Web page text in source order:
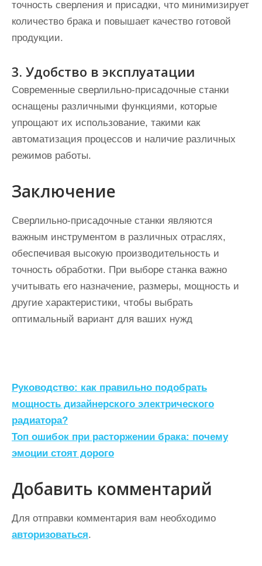
точность сверления и присадки, что минимизирует
количество брака и повышает качество готовой
продукции.
3. Удобство в эксплуатации
Современные сверлильно-присадочные станки
оснащены различными функциями, которые
упрощают их использование, такими как
автоматизация процессов и наличие различных
режимов работы.
Заключение
Сверлильно-присадочные станки являются
важным инструментом в различных отраслях,
обеспечивая высокую производительность и
точность обработки. При выборе станка важно
учитывать его назначение, размеры, мощность и
другие характеристики, чтобы выбрать
оптимальный вариант для ваших нужд
Н
а
в
и
а
ц
и
я
Руководство: как правильно подобрать
мощность дизайнерского электрического
радиатора?
Топ ошибок при расторжении брака: почему
эмоции стоят дорого
Добавить комментарий
Для отправки комментария вам необходимо
авторизоваться.